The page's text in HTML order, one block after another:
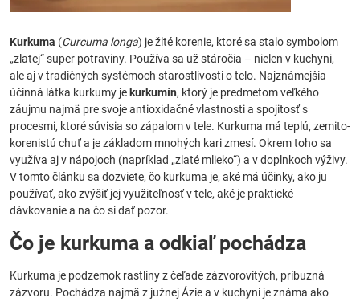
Kurkuma (Curcuma longa) je žlté korenie, ktoré sa stalo symbolom
„zlatej“ super potraviny. Používa sa už stáročia – nielen v kuchyni,
ale aj v tradičných systémoch starostlivosti o telo. Najznámejšia
účinná látka kurkumy je kurkumín, ktorý je predmetom veľkého
záujmu najmä pre svoje antioxidačné vlastnosti a spojitosť s
procesmi, ktoré súvisia so zápalom v tele. Kurkuma má teplú, zemito-
korenistú chuť a je základom mnohých kari zmesí. Okrem toho sa
využíva aj v nápojoch (napríklad „zlaté mlieko“) a v doplnkoch výživy.
V tomto článku sa dozviete, čo kurkuma je, aké má účinky, ako ju
používať, ako zvýšiť jej využiteľnosť v tele, aké je praktické
dávkovanie a na čo si dať pozor.
Čo je kurkuma a odkiaľ pochádza
Kurkuma je podzemok rastliny z čeľade zázvorovitých, príbuzná
zázvoru. Pochádza najmä z južnej Ázie a v kuchyni je známa ako